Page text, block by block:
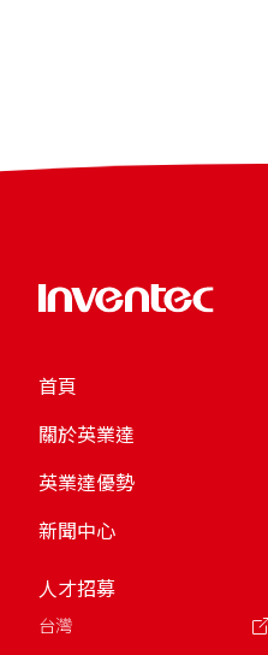
首頁
關於英業達
英業達優勢
新聞中心
人才招募
台灣